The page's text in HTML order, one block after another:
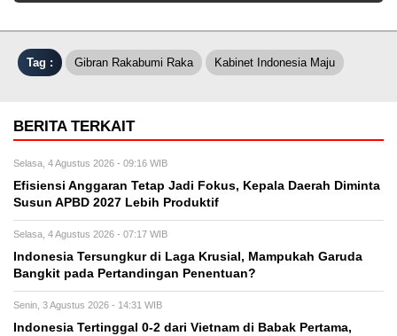
Tag : Gibran Rakabumi Raka Kabinet Indonesia Maju
BERITA TERKAIT
Selasa, 4 Agustus 2026 - 09:16 WIB
Efisiensi Anggaran Tetap Jadi Fokus, Kepala Daerah Diminta
Susun APBD 2027 Lebih Produktif
Selasa, 4 Agustus 2026 - 07:17 WIB
Indonesia Tersungkur di Laga Krusial, Mampukah Garuda
Bangkit pada Pertandingan Penentuan?
Senin, 3 Agustus 2026 - 14:31 WIB
Indonesia Tertinggal 0-2 dari Vietnam di Babak Pertama,